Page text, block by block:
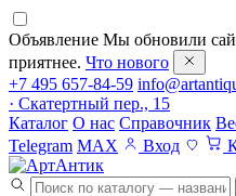
Объявление Мы обновили
приятнее. Что нового
+7 495 657-84-59
· Скатертный пер., 15
Каталог О нас Справочник
Telegram MAX Вход